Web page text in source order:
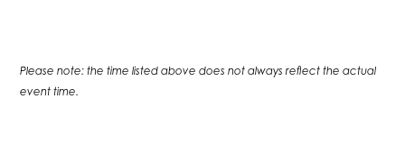
Please note: the time listed above does not always reflect the actual
event time.